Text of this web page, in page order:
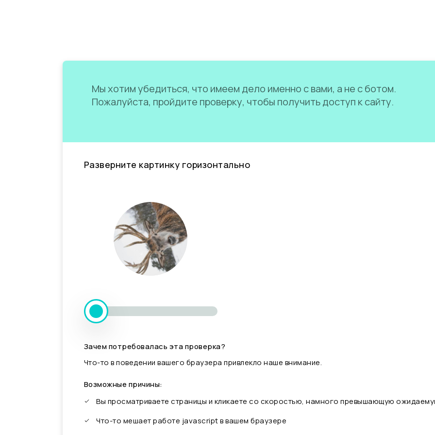
Мы хотим убедиться, что имеем дело именно с вами, а не с ботом.
Пожалуйста, пройдите проверку, чтобы получить доступ к сайту.
Разверните картинку горизонтально
Зачем потребовалась эта проверка?
Что-то в поведении вашего браузера привлекло наше внимание.
Возможные причины:
Вы просматриваете страницы и кликаете со скоростью, намного превышающую
Что-то мешает работе javascript в вашем браузере